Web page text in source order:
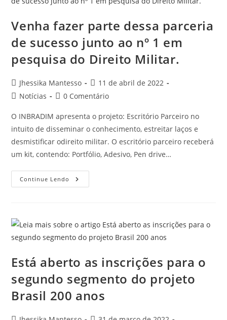
Venha fazer parte dessa parceria
de sucesso junto ao nº 1 em
pesquisa do Direito Militar.
Jhessika Mantesso
11 de abril de 2022
Notícias
0 Comentário
O INBRADIM apresenta o projeto: Escritório Parceiro no
intuito de disseminar o conhecimento, estreitar laços e
desmistificar odireito militar. O escritório parceiro receberá
um kit, contendo: Portfólio, Adesivo, Pen drive…
Continue Lendo
Está aberto as inscrições para o
segundo segmento do projeto
Brasil 200 anos